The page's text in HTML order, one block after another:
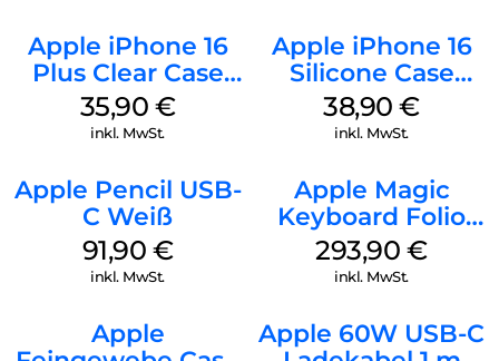
Apple iPhone 16
Plus Clear Case
MagSafe
Transparent
35,90 €
inkl. MwSt.
Apple iPhone 16
Silicone Case
MagSafe
Ultramarine
38,90€
inkl. MwSt.
Apple Pencil USB-
C Weiß
91,90 €
inkl. MwSt.
Apple Magic
Keyboard Folio
iPad 10.9″ (10.Gen.)
Weiß
293,90€
inkl. MwSt.
Apple
Apple 60W USB-C